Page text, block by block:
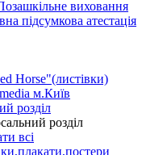
виховання
підсумкова атестація
Horse"(листівки)
м.Київ
розділ
розділ
всі